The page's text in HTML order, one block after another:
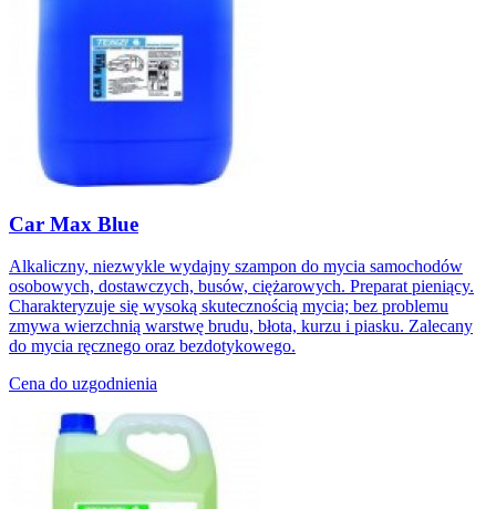
Car Max Blue
Alkaliczny, niezwykle wydajny szampon do mycia samochodów
osobowych, dostawczych, busów, ciężarowych. Preparat pieniący.
Charakteryzuje się wysoką skutecznością mycia; bez problemu
zmywa wierzchnią warstwę brudu, błota, kurzu i piasku. Zalecany
do mycia ręcznego oraz bezdotykowego.
Cena do uzgodnienia